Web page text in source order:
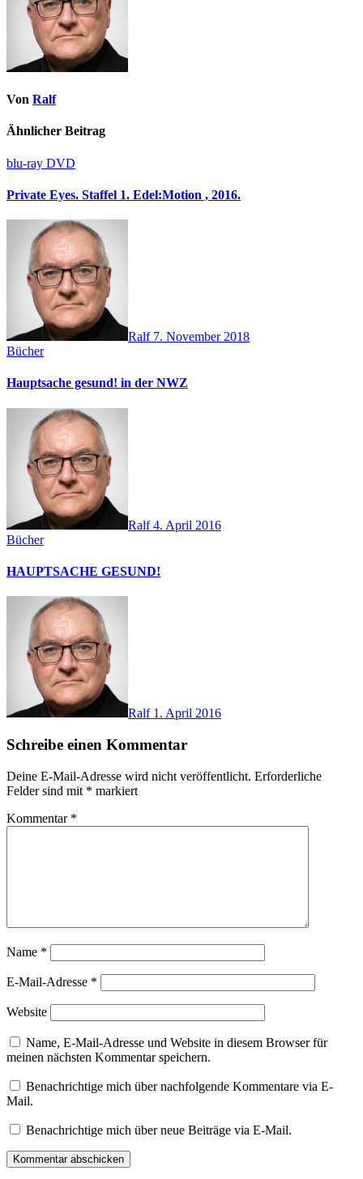
Von Ralf
Ähnlicher Beitrag
blu-ray DVD
Private Eyes. Staffel 1. Edel:Motion , 2016.
Ralf 7. November 2018
Bücher
Hauptsache gesund! in der NWZ
Ralf4. April 2016
Bücher
HAUPTSACHE GESUND!
Ralf 1. April 2016
Schreibe einen Kommentar
Deine E-Mail-Adresse wird nicht veröffentlicht. Erforderliche
Felder sind mit * markiert
Kommentar *
Name *
E-Mail-Adresse *
Website
Name, E-Mail-Adresse und Website in diesem Browser für
meinen nächsten Kommentar speichern.
Benachrichtige mich über nachfolgende Kommentare via E-
Mail.
Benachrichtige mich über neue Beiträge via E-Mail.